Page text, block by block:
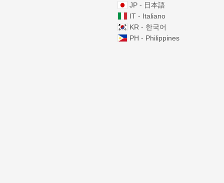
JP - 日本語
IT - Italiano
KR - 한국어
PH - Philippines